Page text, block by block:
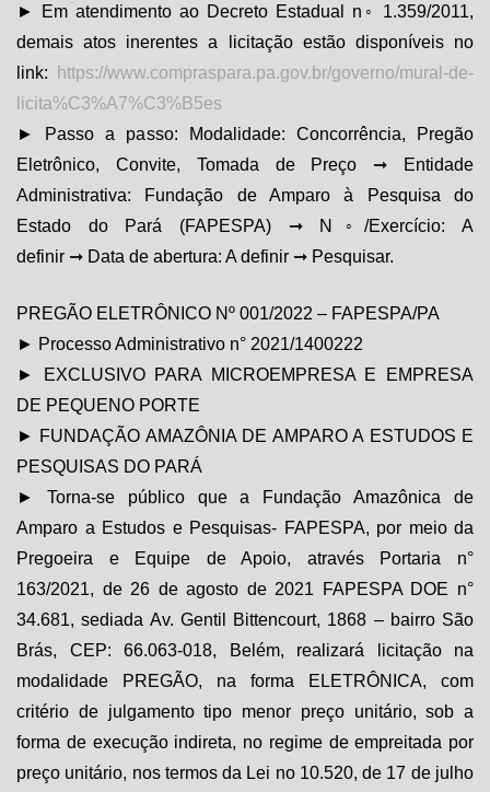
► Em atendimento ao Decreto Estadual n◦ 1.359/2011,
demais atos inerentes a licitação estão disponíveis no
link:
https://www.compraspara.pa.gov.br/governo/mural-de-
licita%C3%A7%C3%B5es
► Passo a passo: Modalidade: Concorrência, Pregão
Eletrônico, Convite, Tomada de Preço ➞ Entidade
Administrativa: Fundação de Amparo à Pesquisa do
Estado do Pará (FAPESPA) ➞ N◦/Exercício: A
definir ➞ Data de abertura: A definir ➞ Pesquisar.
PREGÃO ELETRÔNICO Nº 001/2022 – FAPESPA/PA
► Processo Administrativo n° 2021/1400222
► EXCLUSIVO PARA MICROEMPRESA E EMPRESA
DE PEQUENO PORTE
► FUNDAÇÃO AMAZÔNIA DE AMPARO A ESTUDOS E
PESQUISAS DO PARÁ
► Torna-se público que a Fundação Amazônica de
Amparo a Estudos e Pesquisas- FAPESPA, por meio da
Pregoeira e Equipe de Apoio, através Portaria n°
163/2021, de 26 de agosto de 2021 FAPESPA DOE n°
34.681, sediada Av. Gentil Bittencourt, 1868 – bairro São
Brás, CEP: 66.063-018, Belém, realizará licitação na
modalidade PREGÃO, na forma ELETRÔNICA, com
critério de julgamento tipo menor preço unitário, sob a
forma de execução indireta, no regime de empreitada por
preço unitário, nos termos da Lei no 10.520, de 17 de julho